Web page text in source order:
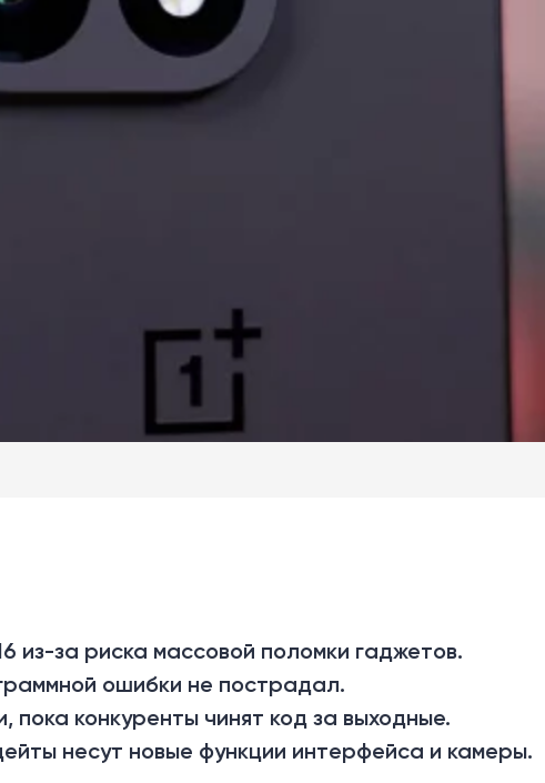
из-за риска массовой поломки гаджетов.
ошибки не пострадал.
пока конкуренты чинят код за выходные.
несут новые функции интерфейса и камеры.